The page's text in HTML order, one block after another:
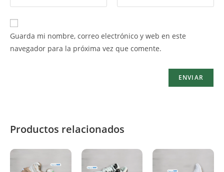
Guarda mi nombre, correo electrónico y web en este
navegador para la próxima vez que comente.
Productos relacionados